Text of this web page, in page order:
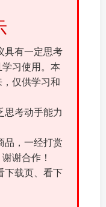
具有一定思考
习使用。本
仅供学习和
思考动手能力
品，一经打赏
谢合作！
下载页、看下